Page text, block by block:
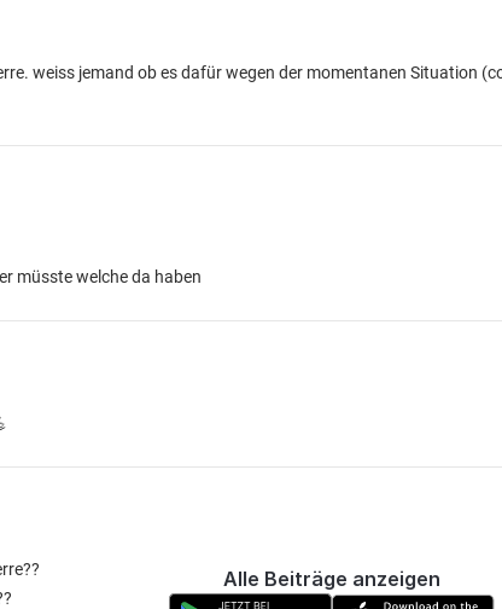
weiss jemand ob es dafür wegen der momentanen Situation
müsste welche da haben
Alle Beiträge anzeigen